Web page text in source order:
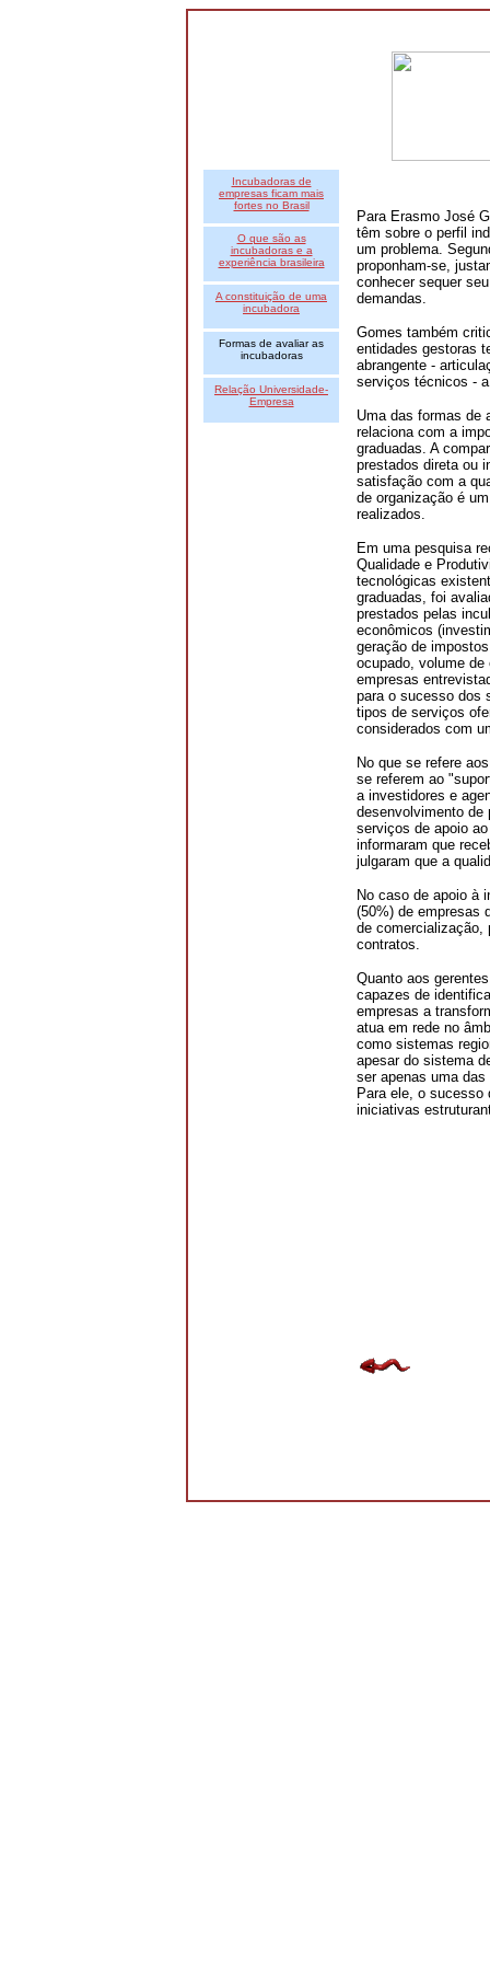
Incubadoras de
empresas ficam mais
fortes no Brasil
O que são as
incubadoras e a
experiência brasileira
A constituição de uma
incubadora
Formas de avaliar as
incubadoras
Relação Universidade-
Empresa
Para Erasmo José
têm sobre o perfil
um problema.
proponham-se,
conhecer sequer
demandas.
Gomes também
entidades gestoras
abrangente -
serviços técnicos -
Uma das formas de
relaciona com a
graduadas. A
prestados direta ou
satisfação com a
de organização é
realizados.
Em uma pesquisa
Qualidade e
tecnológicas
graduadas, foi
prestados pelas
econômicos
geração de
ocupado, volume
empresas
para o sucesso dos
tipos de serviços
considerados com
No que se refere
se referem ao
a investidores e
desenvolvimento de
serviços de apoio
informaram que
julgaram que a
No caso de apoio à
(50%) de empresas
de comercialização,
contratos.
Quanto aos
capazes de
empresas a
atua em rede no
como sistemas
apesar do sistema
ser apenas uma
Para ele, o sucesso
iniciativas